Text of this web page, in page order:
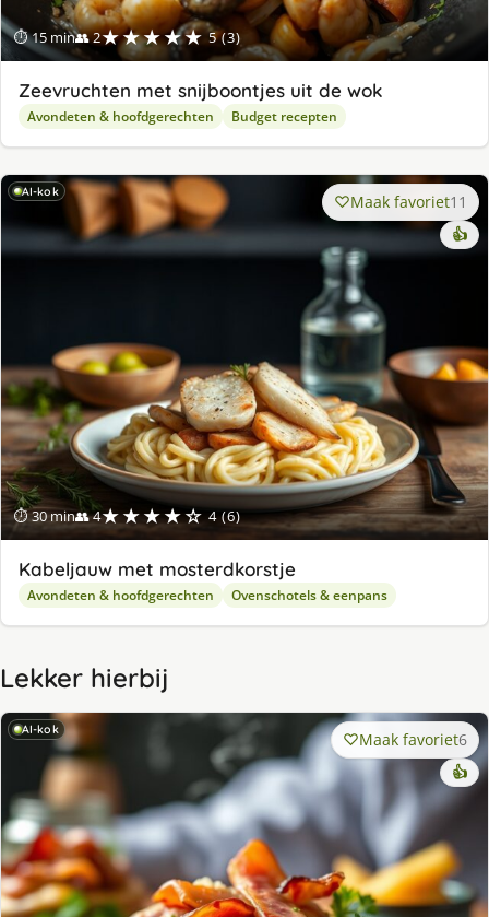
⏱ 15 min👥 2★★★★★ 5 (3)
Zeevruchten met snijboontjes uit de wok
Avondeten & hoofdgerechten Budget recepten
AI-kok
⏱ 30 min👥 4★★★★☆ 4 (6)
Maak favoriet11
👍
Kabeljauw met mosterdkorstje
Avondeten & hoofdgerechten Ovenschotels & eenpans
Lekker hierbij
AI-kok Maak favoriet6
👍